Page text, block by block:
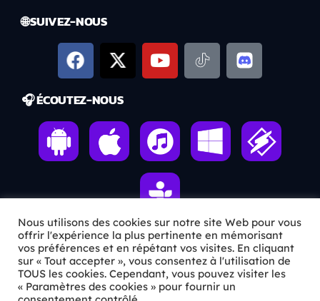
🌐 SUIVEZ-NOUS
🎧 ÉCOUTEZ-NOUS
ℹ️ INFOS PRATIQUES
✉️Contact
Nous utilisons des cookies sur notre site Web pour vous
offrir l'expérience la plus pertinente en mémorisant
vos préférences et en répétant vos visites. En cliquant
sur « Tout accepter », vous consentez à l'utilisation de
TOUS les cookies. Cependant, vous pouvez visiter les
« Paramètres des cookies » pour fournir un